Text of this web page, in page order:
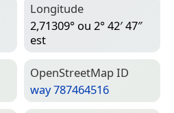
Longitude
2,71309° ou 2° 42′ 47″
est
Open­Street­Map ID
way 787464516